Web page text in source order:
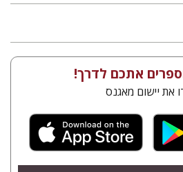
אתכם לדרך!
את יישום מאגנס